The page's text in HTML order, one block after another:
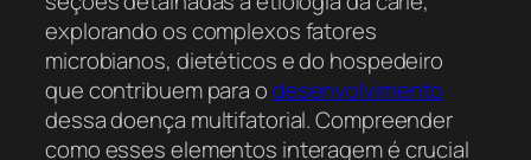
explorando os complexos fatores
microbianos, dietéticos e do hospedeiro
que contribuem para odesenvolvimento
dessa doença multifatorial. Compreender
como esses elementos interagem é crucial